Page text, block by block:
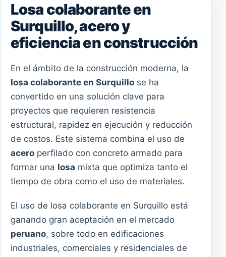
Losa colaborante en
Surquillo, acero y
eficiencia en construcción
En el ámbito de la construcción moderna, la
losa colaborante en Surquillo se ha
convertido en una solución clave para
proyectos que requieren resistencia
estructural, rapidez en ejecución y reducción
de costos. Este sistema combina el uso de
acero perfilado con concreto armado para
formar una losa mixta que optimiza tanto el
tiempo de obra como el uso de materiales.
El uso de losa colaborante en Surquillo está
ganando gran aceptación en el mercado
peruano, sobre todo en edificaciones
industriales, comerciales y residenciales de